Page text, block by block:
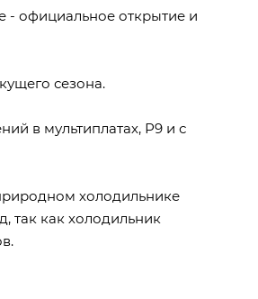
- официальное открытие и
сезона.
в мультиплатах, Р9 и с
холодильнике
так как холодильник